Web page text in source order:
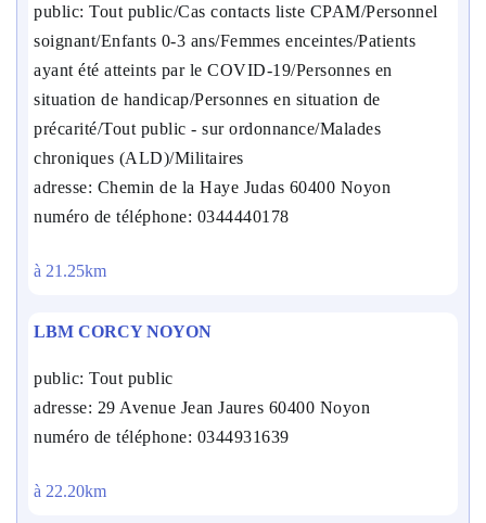
public: Tout public/Cas contacts liste CPAM/Personnel
soignant/Enfants 0-3 ans/Femmes enceintes/Patients
ayant été atteints par le COVID-19/Personnes en
situation de handicap/Personnes en situation de
précarité/Tout public - sur ordonnance/Malades
chroniques (ALD)/Militaires
adresse: Chemin de la Haye Judas 60400 Noyon
numéro de téléphone: 0344440178
à 21.25km
LBM CORCY NOYON
public: Tout public
adresse: 29 Avenue Jean Jaures 60400 Noyon
numéro de téléphone: 0344931639
à 22.20km